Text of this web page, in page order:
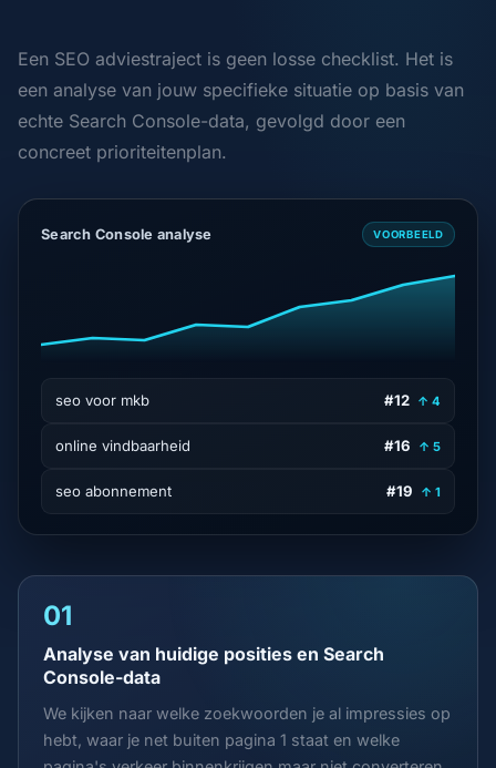
Een SEO adviestraject is geen losse checklist. Het is
een analyse van jouw specifieke situatie op basis van
echte Search Console-data, gevolgd door een
concreet prioriteitenplan.
Search Console analyse VOORBEELD
seo voor mkb #12 ↑ 4
online vindbaarheid #16 ↑ 5
seo abonnement #19 ↑ 1
01
Analyse van huidige posities en Search
Console-data
We kijken naar welke zoekwoorden je al impressies op
hebt, waar je net buiten pagina 1 staat en welke